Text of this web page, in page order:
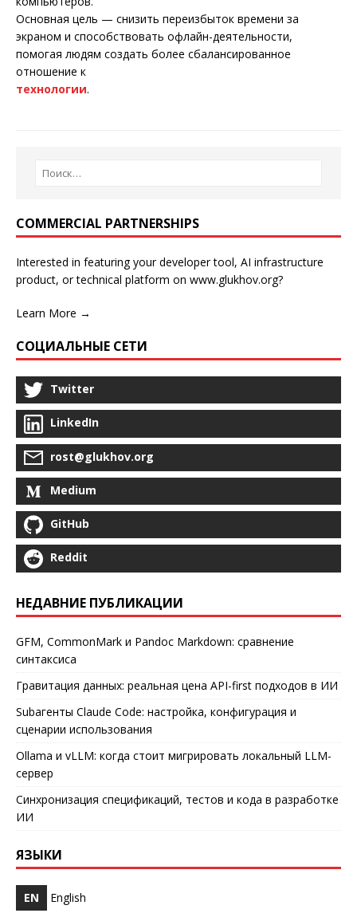
Основная цель — снизить переизбыток времени за
экраном и способствовать офлайн-деятельности,
помогая людям создать более сбалансированное
отношение к
технологии.
COMMERCIAL PARTNERSHIPS
Interested in featuring your developer tool, AI infrastructure
product, or technical platform on www.glukhov.org?
Learn More →
СОЦИАЛЬНЫЕ СЕТИ
Twitter
LinkedIn
rost@glukhov.org
Medium
GitHub
Reddit
НЕДАВНИЕ ПУБЛИКАЦИИ
GFM, CommonMark и Pandoc Markdown: сравнение
синтаксиса
Гравитация данных: реальная цена API-first подходов в ИИ
Subагенты Claude Code: настройка, конфигурация и
сценарии использования
Ollama и vLLM: когда стоит мигрировать локальный LLM-
сервер
Синхронизация спецификаций, тестов и кода в разработке
ИИ
ЯЗЫКИ
EN English